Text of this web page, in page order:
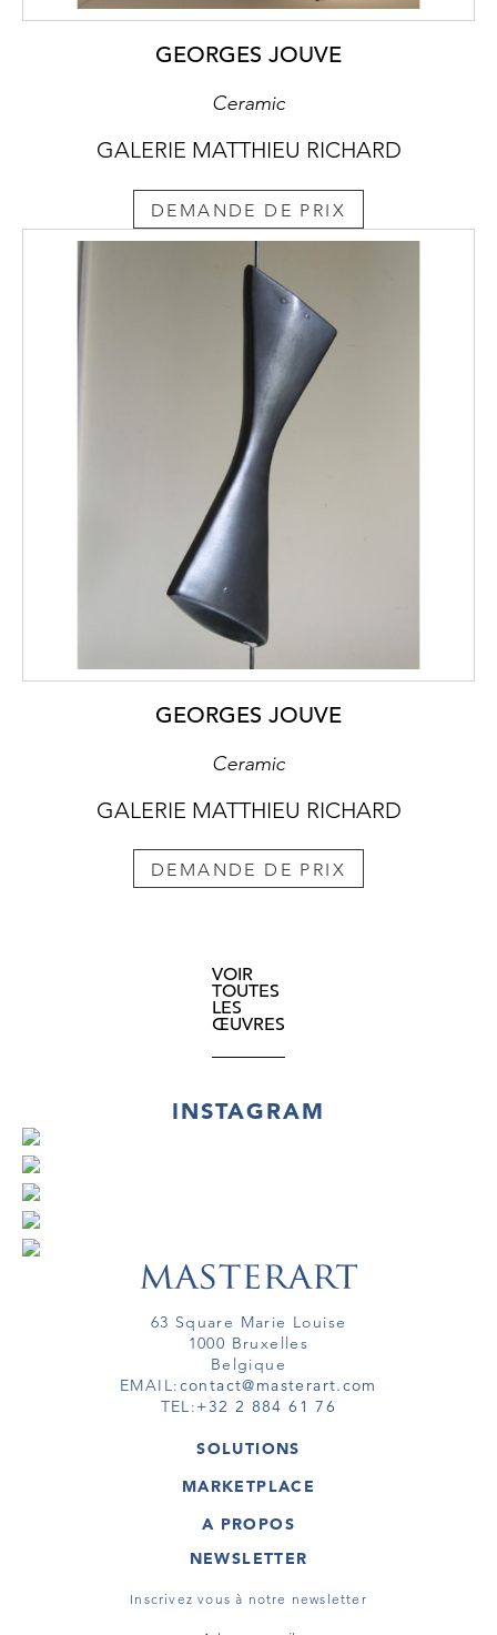
GEORGES JOUVE
Ceramic
GALERIE MATTHIEU RICHARD
DEMANDE DE PRIX
GEORGES JOUVE
Ceramic
GALERIE MATTHIEU RICHARD
DEMANDE DE PRIX
VOIR
TOUTES
LES
ŒUVRES
INSTAGRAM
63 Square Marie Louise
1000 Bruxelles
Belgique
EMAIL:contact@masterart.com
TEL:+32 2 884 61 76
SOLUTIONS
GALERIE
ARTISTE
TOUR VIRTUEL
MARKETPLACE
OEUVRES D'ART
TOURS VIRTUELS
A PROPOS
MASTERART
CONDITIONS GÉNÉRALES
NEWSLETTER
Inscrivez vous à notre newsletter